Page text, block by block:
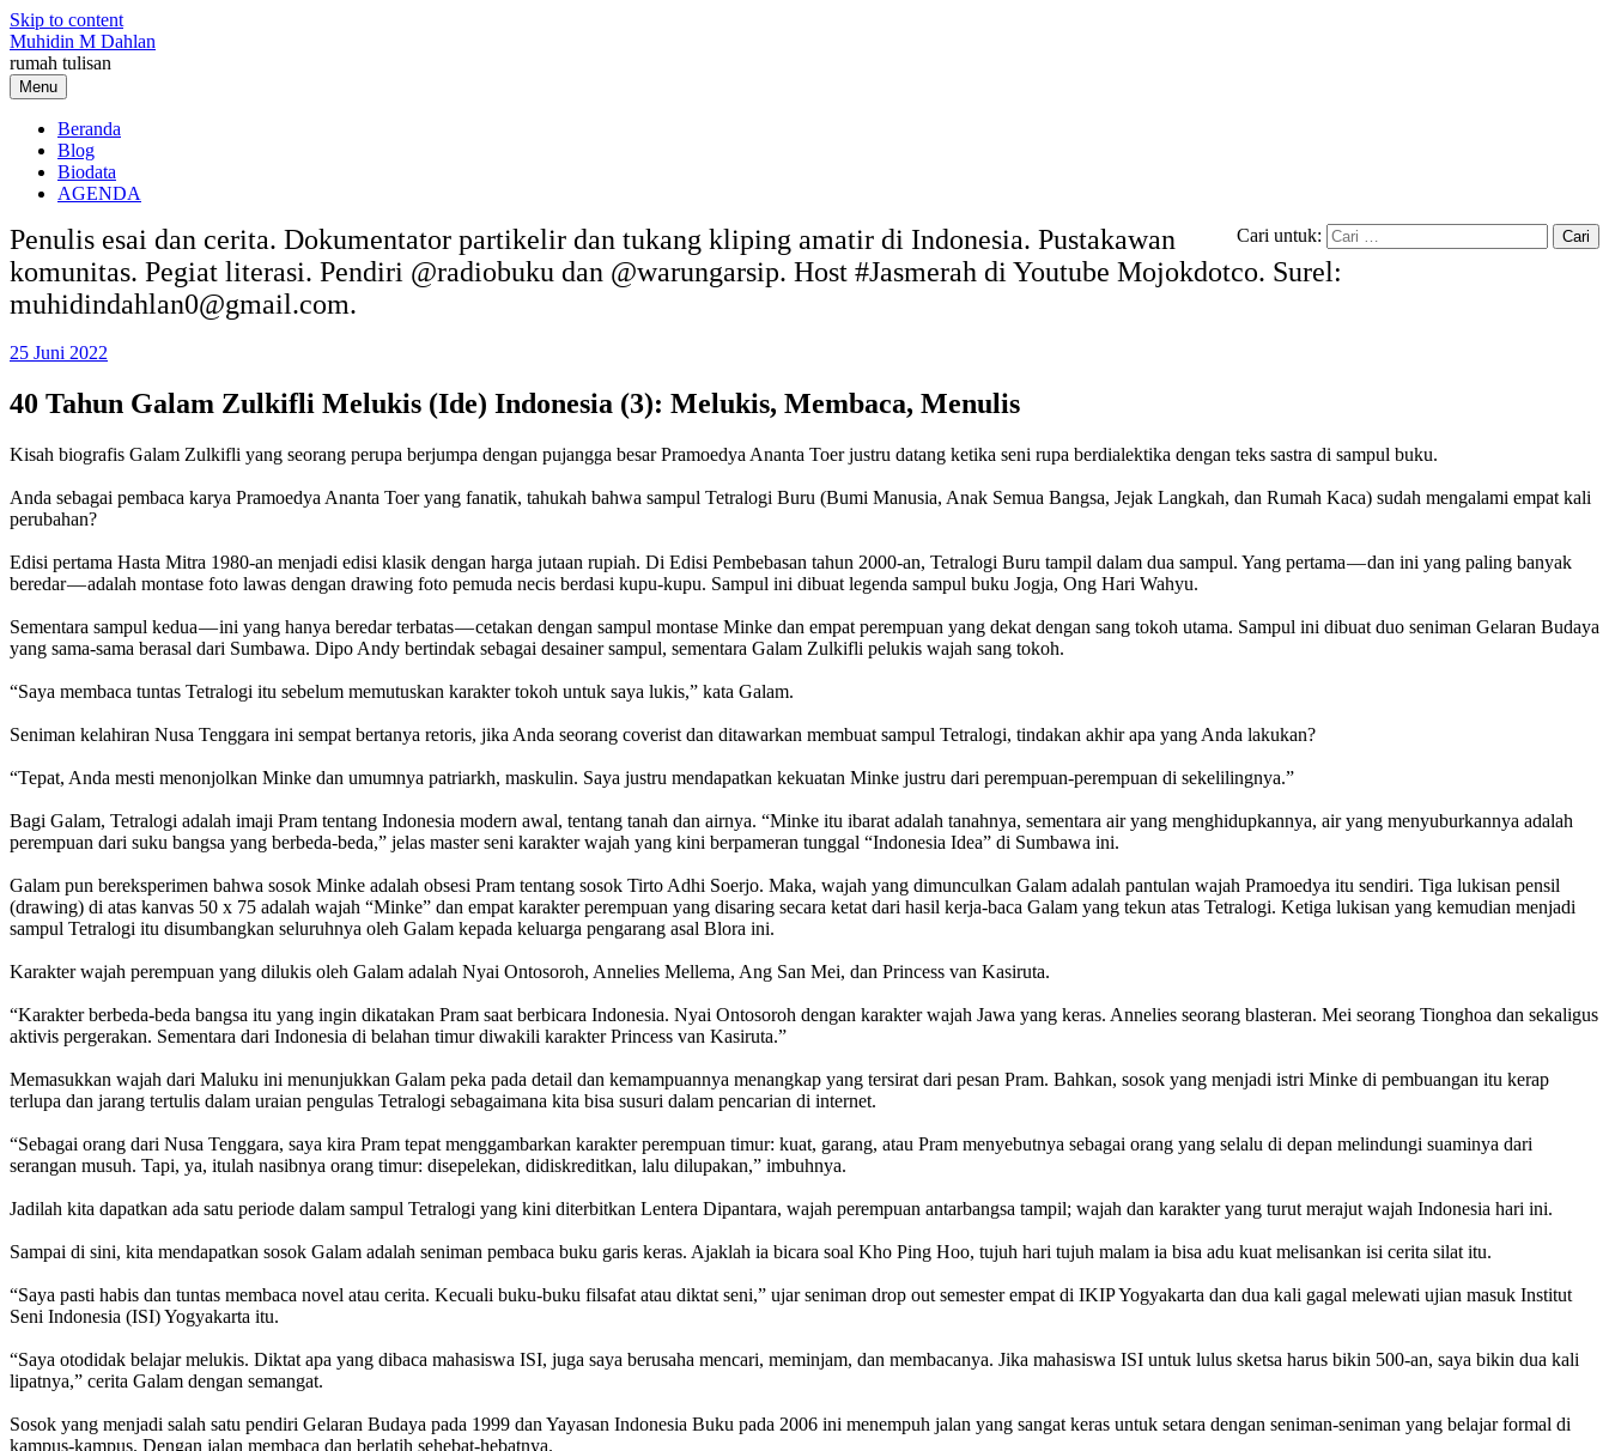
Skip to content
Muhidin M Dahlan
rumah tulisan
Menu
Beranda
Blog
Biodata
AGENDA
Cari untuk:
Penulis esai dan cerita. Dokumentator partikelir dan tukang kliping amatir di Indonesia. Pustakawan
komunitas. Pegiat literasi. Pendiri @radiobuku dan @warungarsip. Host #Jasmerah di Youtube Mojokdotco. Surel:
muhidindahlan0@gmail.com.
25 Juni 2022
40 Tahun Galam Zulkifli Melukis (Ide) Indonesia (3): Melukis, Membaca, Menulis
Kisah biografis Galam Zulkifli yang seorang perupa berjumpa dengan pujangga besar Pramoedya Ananta Toer justru datang ketika seni rupa berdialektika dengan teks sastra di sampul buku.
Anda sebagai pembaca karya Pramoedya Ananta Toer yang fanatik, tahukah bahwa sampul Tetralogi Buru (Bumi Manusia, Anak Semua Bangsa, Jejak Langkah, dan Rumah Kaca) sudah mengalami empat kali
perubahan?
Edisi pertama Hasta Mitra 1980-an menjadi edisi klasik dengan harga jutaan rupiah. Di Edisi Pembebasan tahun 2000-an, Tetralogi Buru tampil dalam dua sampul. Yang pertama — dan ini yang paling banyak
beredar — adalah montase foto lawas dengan drawing foto pemuda necis berdasi kupu-kupu. Sampul ini dibuat legenda sampul buku Jogja, Ong Hari Wahyu.
Sementara sampul kedua — ini yang hanya beredar terbatas — cetakan dengan sampul montase Minke dan empat perempuan yang dekat dengan sang tokoh utama. Sampul ini dibuat duo seniman Gelaran Budaya
yang sama-sama berasal dari Sumbawa. Dipo Andy bertindak sebagai desainer sampul, sementara Galam Zulkifli pelukis wajah sang tokoh.
“Saya membaca tuntas Tetralogi itu sebelum memutuskan karakter tokoh untuk saya lukis,” kata Galam.
Seniman kelahiran Nusa Tenggara ini sempat bertanya retoris, jika Anda seorang coverist dan ditawarkan membuat sampul Tetralogi, tindakan akhir apa yang Anda lakukan?
“Tepat, Anda mesti menonjolkan Minke dan umumnya patriarkh, maskulin. Saya justru mendapatkan kekuatan Minke justru dari perempuan-perempuan di sekelilingnya.”
Bagi Galam, Tetralogi adalah imaji Pram tentang Indonesia modern awal, tentang tanah dan airnya. “Minke itu ibarat adalah tanahnya, sementara air yang menghidupkannya, air yang menyuburkannya adalah
perempuan dari suku bangsa yang berbeda-beda,” jelas master seni karakter wajah yang kini berpameran tunggal “Indonesia Idea” di Sumbawa ini.
Galam pun bereksperimen bahwa sosok Minke adalah obsesi Pram tentang sosok Tirto Adhi Soerjo. Maka, wajah yang dimunculkan Galam adalah pantulan wajah Pramoedya itu sendiri. Tiga lukisan pensil
(drawing) di atas kanvas 50 x 75 adalah wajah “Minke” dan empat karakter perempuan yang disaring secara ketat dari hasil kerja-baca Galam yang tekun atas Tetralogi. Ketiga lukisan yang kemudian menjadi
sampul Tetralogi itu disumbangkan seluruhnya oleh Galam kepada keluarga pengarang asal Blora ini.
Karakter wajah perempuan yang dilukis oleh Galam adalah Nyai Ontosoroh, Annelies Mellema, Ang San Mei, dan Princess van Kasiruta.
“Karakter berbeda-beda bangsa itu yang ingin dikatakan Pram saat berbicara Indonesia. Nyai Ontosoroh dengan karakter wajah Jawa yang keras. Annelies seorang blasteran. Mei seorang Tionghoa dan sekaligus
aktivis pergerakan. Sementara dari Indonesia di belahan timur diwakili karakter Princess van Kasiruta.”
Memasukkan wajah dari Maluku ini menunjukkan Galam peka pada detail dan kemampuannya menangkap yang tersirat dari pesan Pram. Bahkan, sosok yang menjadi istri Minke di pembuangan itu kerap
terlupa dan jarang tertulis dalam uraian pengulas Tetralogi sebagaimana kita bisa susuri dalam pencarian di internet.
“Sebagai orang dari Nusa Tenggara, saya kira Pram tepat menggambarkan karakter perempuan timur: kuat, garang, atau Pram menyebutnya sebagai orang yang selalu di depan melindungi suaminya dari
serangan musuh. Tapi, ya, itulah nasibnya orang timur: disepelekan, didiskreditkan, lalu dilupakan,” imbuhnya.
Jadilah kita dapatkan ada satu periode dalam sampul Tetralogi yang kini diterbitkan Lentera Dipantara, wajah perempuan antarbangsa tampil; wajah dan karakter yang turut merajut wajah Indonesia hari ini.
Sampai di sini, kita mendapatkan sosok Galam adalah seniman pembaca buku garis keras. Ajaklah ia bicara soal Kho Ping Hoo, tujuh hari tujuh malam ia bisa adu kuat melisankan isi cerita silat itu.
“Saya pasti habis dan tuntas membaca novel atau cerita. Kecuali buku-buku filsafat atau diktat seni,” ujar seniman drop out semester empat di IKIP Yogyakarta dan dua kali gagal melewati ujian masuk Institut
Seni Indonesia (ISI) Yogyakarta itu.
“Saya otodidak belajar melukis. Diktat apa yang dibaca mahasiswa ISI, juga saya berusaha mencari, meminjam, dan membacanya. Jika mahasiswa ISI untuk lulus sketsa harus bikin 500-an, saya bikin dua kali
lipatnya,” cerita Galam dengan semangat.
Sosok yang menjadi salah satu pendiri Gelaran Budaya pada 1999 dan Yayasan Indonesia Buku pada 2006 ini menempuh jalan yang sangat keras untuk setara dengan seniman-seniman yang belajar formal di
kampus-kampus. Dengan jalan membaca dan berlatih sehebat-hebatnya.